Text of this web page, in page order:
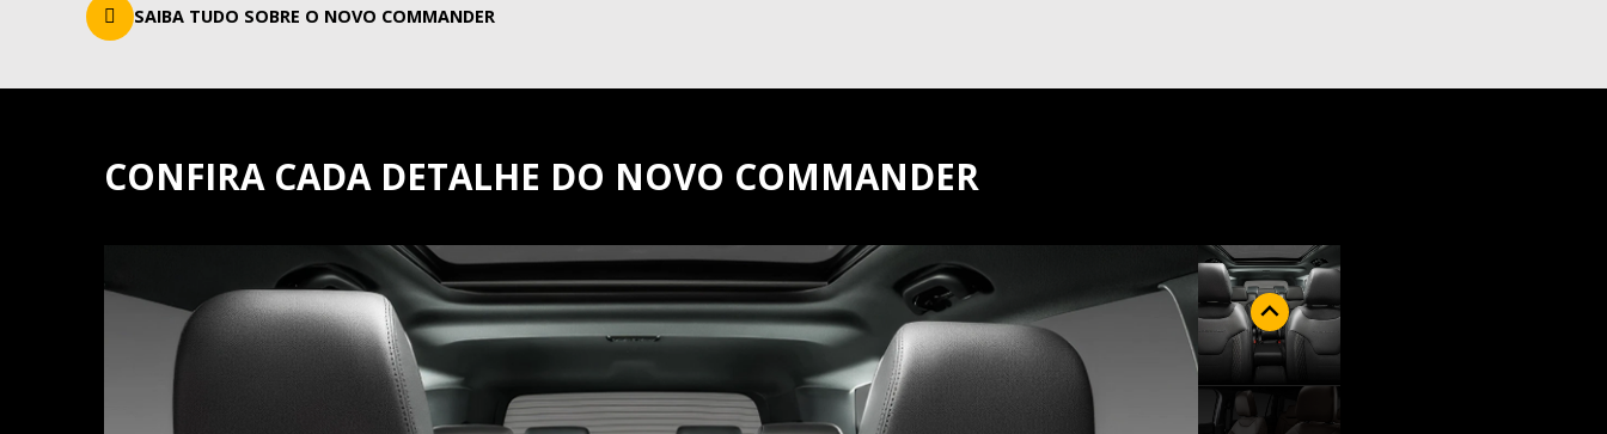
SAIBA TUDO SOBRE O NOVO COMMANDER
CONFIRA CADA DETALHE DO NOVO COMMANDER